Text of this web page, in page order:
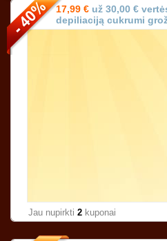
17,99 € už 30,00 €
depiliaciją cukrumi
Vilniuje!
Jau nupirkti 2 kuponai